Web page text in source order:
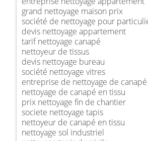
grand nettoyage maison prix
société de nettoyage pour
devis nettoyage appartement
tarif nettoyage canapé
nettoyeur de tissus
devis nettoyage bureau
société nettoyage vitres
entreprise de nettoyage de
nettoyage de canapé en tissu
prix nettoyage fin de chantier
societe nettoyage tapis
nettoyeur de canapé en tissu
nettoyage sol industriel